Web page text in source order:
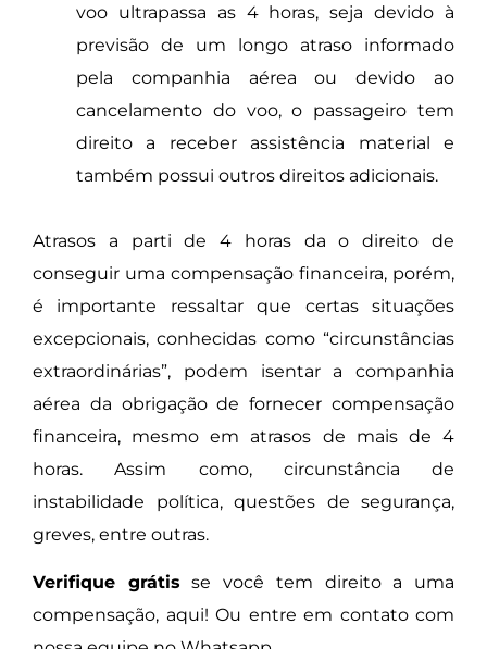
voo ultrapassa as 4 horas, seja devido à
previsão de um longo atraso informado
pela companhia aérea ou devido ao
cancelamento do voo, o passageiro tem
direito a receber assistência material e
também possui outros direitos adicionais.
Atrasos a parti de 4 horas da o direito de
conseguir uma compensação financeira, porém,
é importante ressaltar que certas situações
excepcionais, conhecidas como “circunstâncias
extraordinárias”, podem isentar a companhia
aérea da obrigação de fornecer compensação
financeira, mesmo em atrasos de mais de 4
horas. Assim como, circunstância de
instabilidade política, questões de segurança,
greves, entre outras.
Verifique grátis se você tem direito a uma
compensação, aqui! Ou entre em contato com